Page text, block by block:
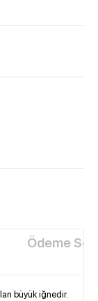
Ödeme
büyük iğnedir.